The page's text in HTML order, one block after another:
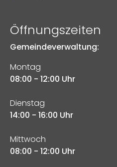
Öffnungszeiten
Gemeindeverwaltung:
Montag
08:00 - 12:00 Uhr
Dienstag
14:00 - 16:00 Uhr
Mittwoch
08:00 - 12:00 Uhr